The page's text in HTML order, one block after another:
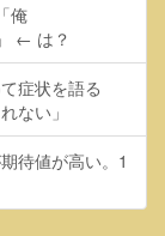
俺
← は？
症状を語る
ない」
待値が高い。1